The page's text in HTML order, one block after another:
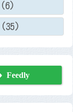
(6)
(35)
Feedly